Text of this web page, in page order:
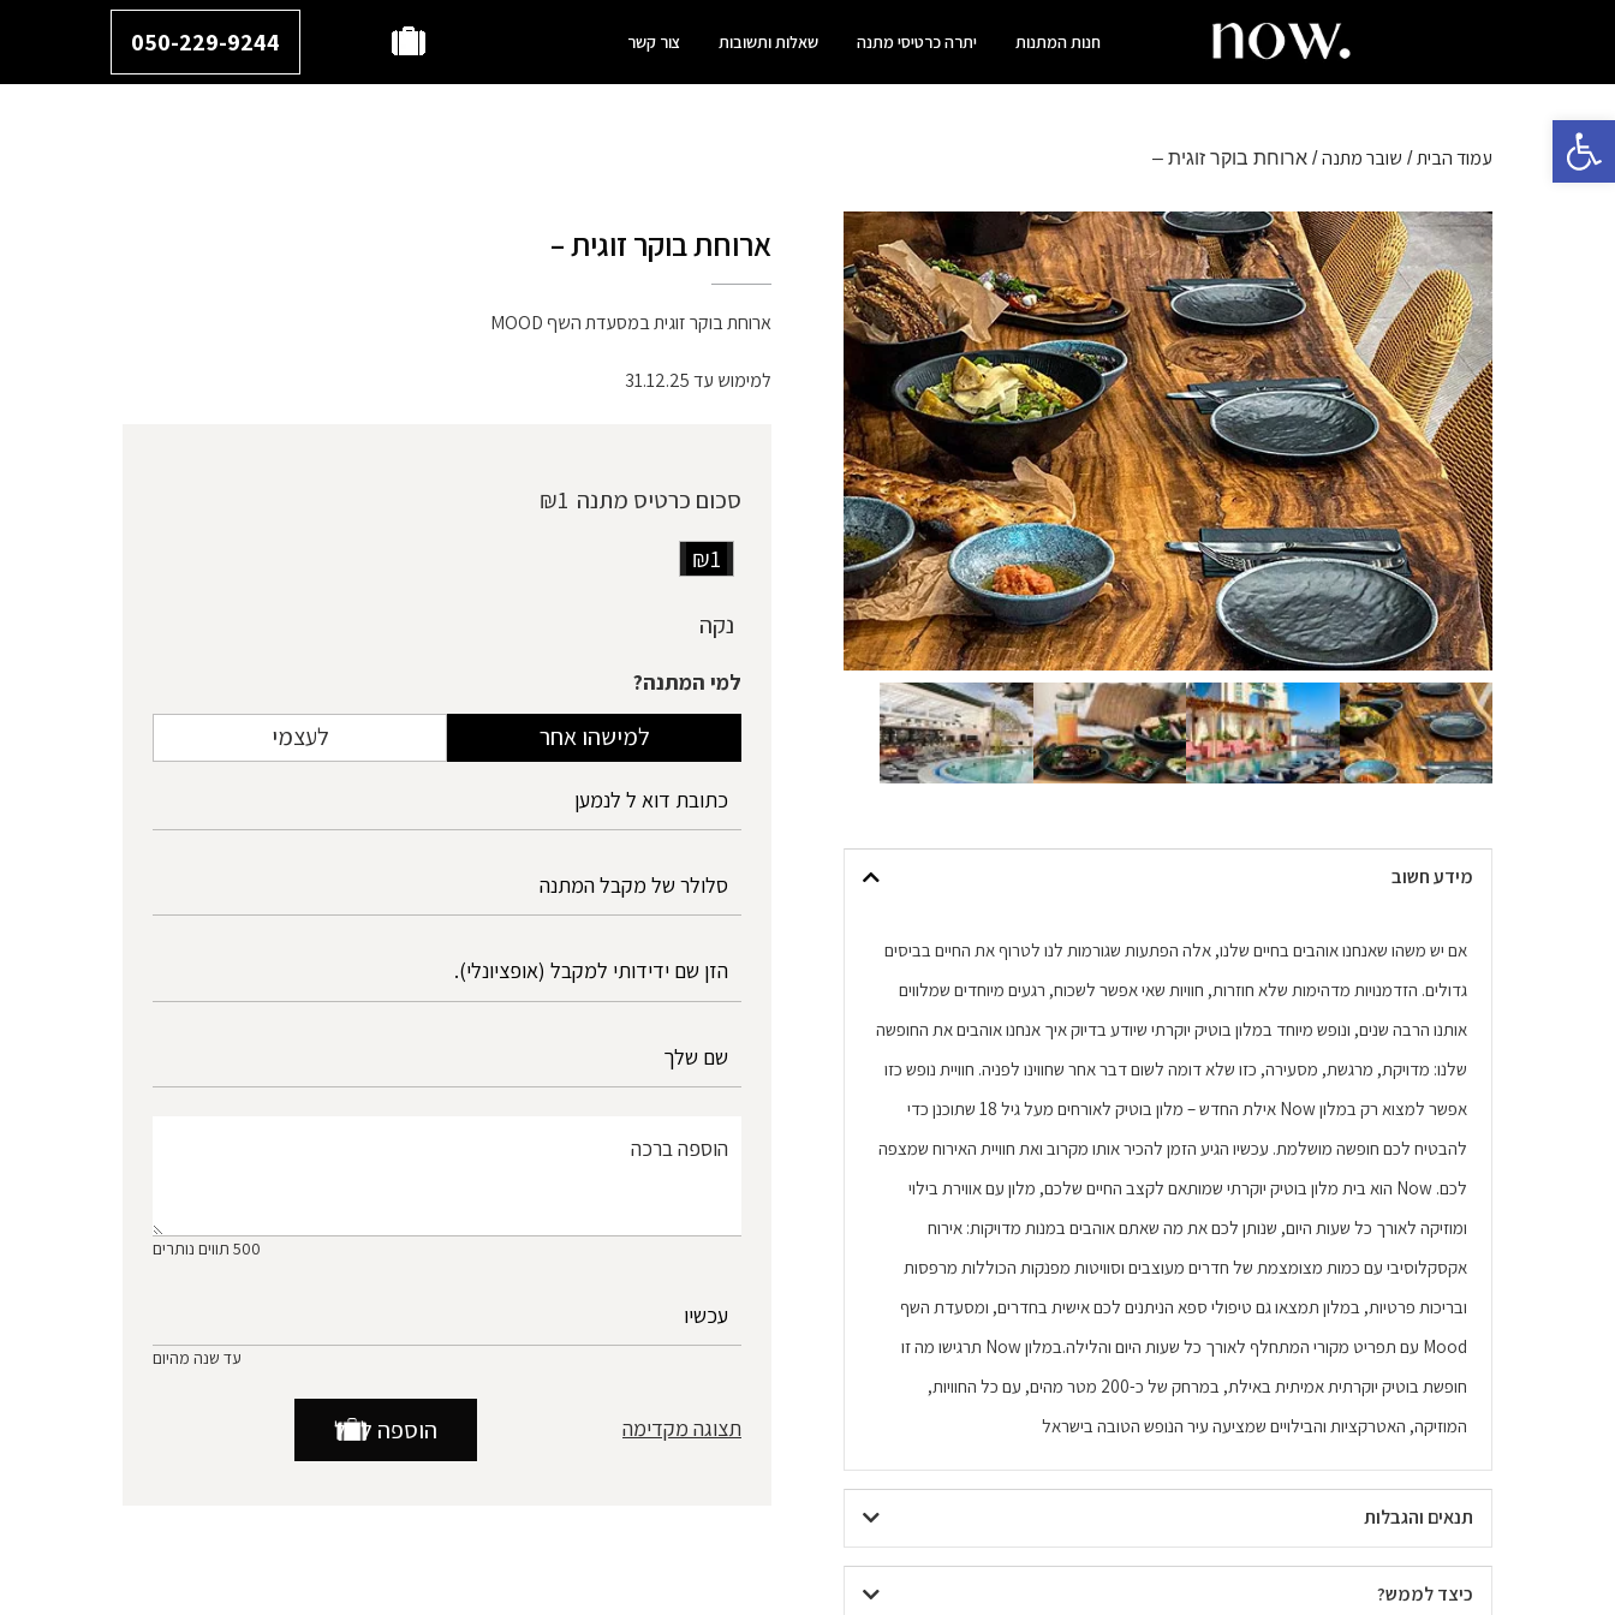
פתח סרגל נגישות
חנות המתנות יתרה כרטיסי מתנה שאלות ותשובות צור קשר 050-229-9244
עמוד הבית/ שובר מתנה/ ארוחת בוקר זוגית –
מידע חשוב
אם יש משהו שאנחנו אוהבים בחיים שלנו, אלה הפתעות שגורמות לנו לטרוף את החיים בביסים
גדולים. הזדמנויות מדהימות שלא חוזרות, חוויות שאי אפשר לשכוח, רגעים מיוחדים שמלווים
אותנו הרבה שנים, ונופש מיוחד במלון בוטיק יוקרתי שיודע בדיוק איך אנחנו אוהבים את החופשה
שלנו: מדויקת, מרגשת, מסעירה, כזו שלא דומה לשום דבר אחר שחווינו לפניה. חוויית נופש כזו
אפשר למצוא רק במלון Now אילת החדש – מלון בוטיק לאורחים מעל גיל 18 שתוכנן כדי
להבטיח לכם חופשה מושלמת. עכשיו הגיע הזמן להכיר אותו מקרוב ואת חוויית האירוח שמצפה
לכם. Now הוא בית מלון בוטיק יוקרתי שמותאם לקצב החיים שלכם, מלון עם אווירת בילוי
ומוזיקה לאורך כל שעות היום, שנותן לכם את מה שאתם אוהבים במנות מדויקות: אירוח
אקסקלוסיבי עם כמות מצומצמת של חדרים מעוצבים וסוויטות מפנקות הכוללות מרפסות
ובריכות פרטיות, במלון תמצאו גם טיפולי ספא הניתנים לכם אישית בחדרים, ומסעדת השף
Mood עם תפריט מקורי המתחלף לאורך כל שעות היום והלילה.במלון Now תרגישו מה זו
חופשת בוטיק יוקרתית אמיתית באילת, במרחק של כ-200 מטר מהים, עם כל החוויות,
המוזיקה, האטרקציות והבילויים שמציעה עיר הנופש הטובה בישראל
תנאים והגבלות
כיצד לממש?
ארוחת בוקר זוגית –
ארוחת בוקר זוגית במסעדת השף MOOD
למימוש עד 31.12.25
סכום כרטיס מתנה ₪1
₪1
נקה
למי המתנה?
למישהו אחר לעצמי
500 תווים נותרים
עד שנה מהיום
תצוגה מקדימה הוספה לסל